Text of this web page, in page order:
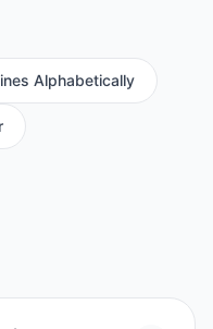
Alphabetically